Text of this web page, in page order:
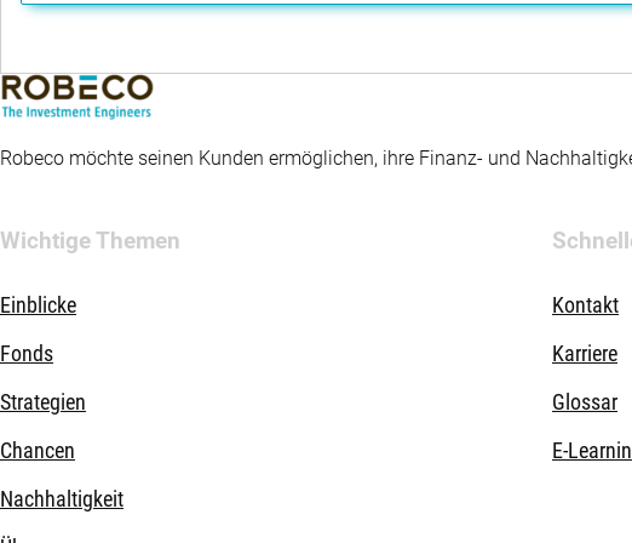
Robeco möchte seinen Kunden ermöglichen, ihre Finanz- und
Wichtige Themen
Einblicke
Fonds
Strategien
Chancen
Nachhaltigkeit
Kontakt
Karriere
Glossar
E-